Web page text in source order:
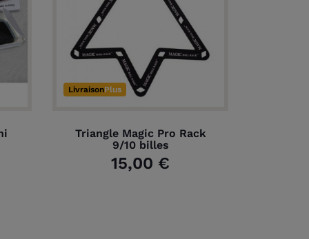
LivraisonPlus
Triangle Magic Pro Rack
9/10 billes
15,00 €